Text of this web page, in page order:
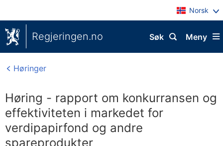
Norsk
Regjeringen.no Meny
Søk
Høringer
Høring - rapport om konkurransen og
effektiviteten i markedet for
verdipapirfond og andre
spareprodukter